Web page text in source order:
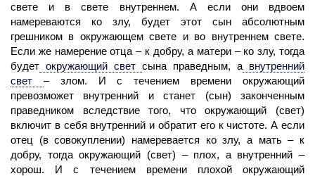
свете и в свете внутреннем. А если они вдвоем
намереваются ко злу, будет этот сын абсолютным
грешником в окружающем свете и во внутреннем свете.
Если же намерение отца – к добру, а матери – ко злу, тогда
будет окружающий свет сына праведным, а внутренний
свет – злом. И с течением времени окружающий
превозможет внутренний и станет (сын) законченным
праведником вследствие того, что окружающий (свет)
включит в себя внутренний и обратит его к чистоте. А если
отец (в совокуплении) намеревается ко злу, а мать – к
добру, тогда окружающий (свет) – плох, а внутренний –
хорош. И с течением времени плохой окружающий